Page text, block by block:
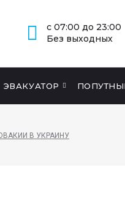
с 07:00 до 23:00
Без выходных
ЭВАКУАТОР
В УКРАИНУ